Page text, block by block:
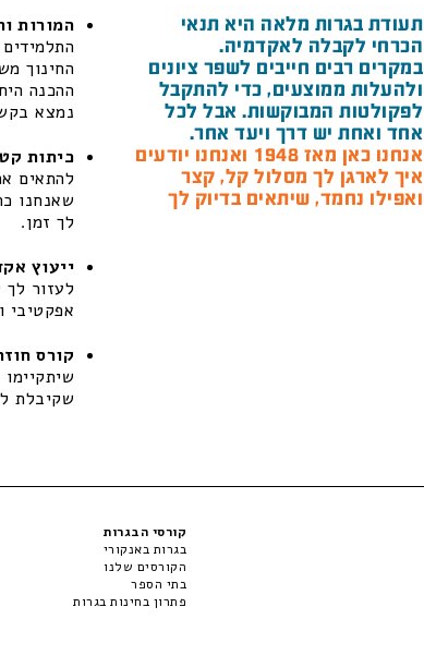
תעודת בגרות מלאה היא תנאי
הכרחי לקבלה לאקדמיה.
במקרים רבים חייבים לשפר ציונים
ולהעלות ממוצעים, כדי להתקבל
לפקולטות המבוקשות. אבל לכל
אחד ואחת יש דרך ויעד אחר.
אנחנו כאן מאז 1948 ואנחנו יודעים
איך לארגן לך מסלול קל, קצר
ואפילו נחמד, שיתאים בדיוק לך
המורות
החינוך
ההכנה
נמצא
כיתות
להתאים
שאנחנו
לך זמן.
ייעוץ
לעזור
אפקטיבי
קורס
שקיבלת
קורסי הבגרות
בגרות באנקורי
הקורסים שלנו
בתי הספר
פתרון בחינות בגרות